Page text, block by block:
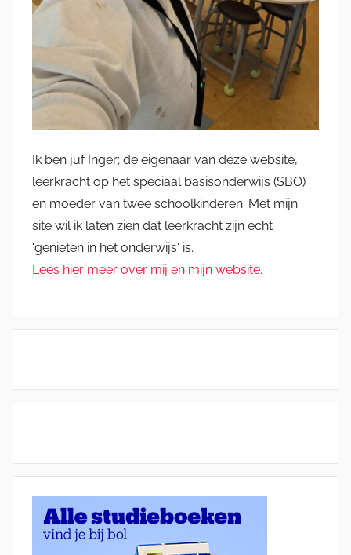
Ik ben juf Inger; de eigenaar van deze website,
leerkracht op het speciaal basisonderwijs (SBO)
en moeder van twee schoolkinderen. Met mijn
site wil ik laten zien dat leerkracht zijn echt
'genieten in het onderwijs' is.
Lees hier meer over mij en mijn website.